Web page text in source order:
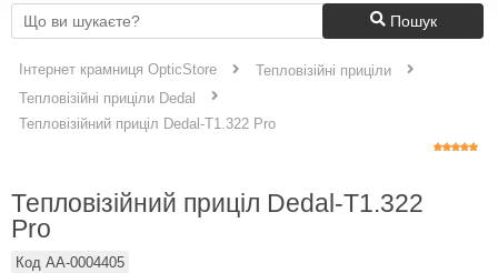
Пошук
Інтернет крамниця OpticStore
Тепловізійні приціли
Тепловізійні приціли Dedal
Тепловізійний приціл Dedal-T1.322 Pro
Тепловізійний приціл Dedal-T1.322
Pro
Код AA-0004405